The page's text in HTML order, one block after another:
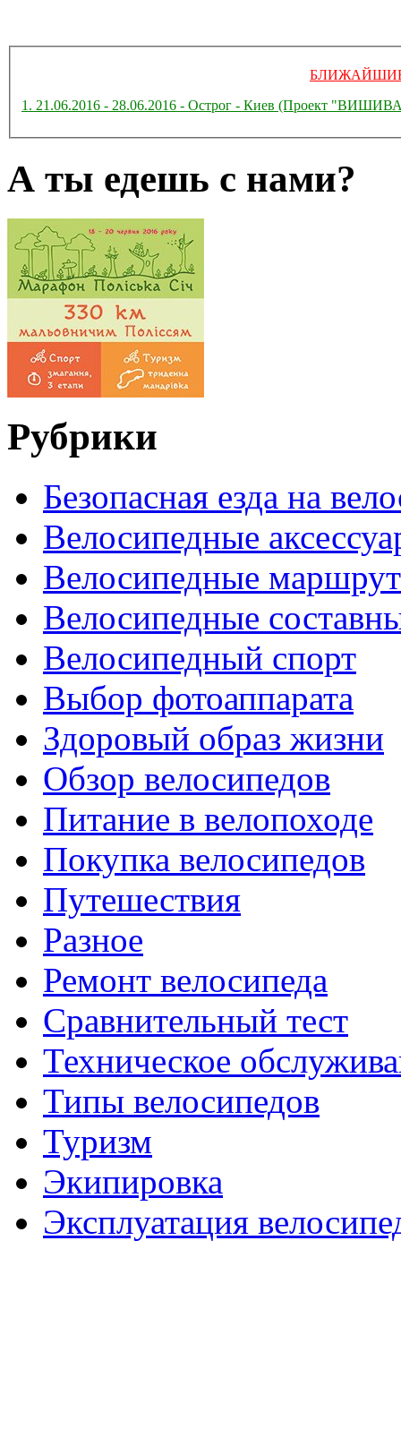
1. 21.06.2016 - 28.06.2016 - Острог - Киев (Проект
А ты едешь с нами?
Рубрики
Безопасная езда на
Велосипедные
Велосипедные
Велосипедные
Велосипедный спорт
Выбор фотоаппарата
Здоровый образ жизни
Обзор велосипедов
Питание в велопоходе
Покупка велосипедов
Путешествия
Разное
Ремонт велосипеда
Сравнительный тест
Техническое
Типы велосипедов
Туризм
Экипировка
Эксплуатация